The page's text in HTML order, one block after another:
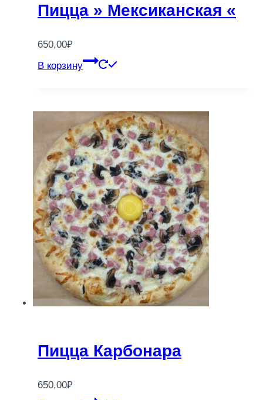
Пицца » Мексиканская «
650,00₽
В корзину
Пицца Карбонара
650,00₽